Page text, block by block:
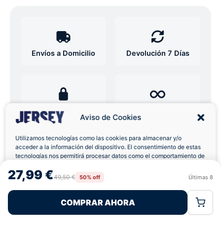
Aviso de Cookies
Utilizamos tecnologías como las cookies para almacenar y/o
acceder a la información del dispositivo. El consentimiento de estas
tecnologías nos permitirá procesar datos como el comportamiento de
retirar el consentimiento, puede afectar negativamente a ciertas
características y funciones.
Rechazar
Política de CookiesPolítica de Privacidad
27,99 €49,50 € 50% off Últimas 8
COMPRAR AHORA
Envíos a Domicilio Devolución 7 Días
Pagos 100% Seguros
★★★★★4,6 basado en 12+ reseñas
verificadas
¿Tienes dudas con la talla o el envío?
Escríbenos por WhatsApp